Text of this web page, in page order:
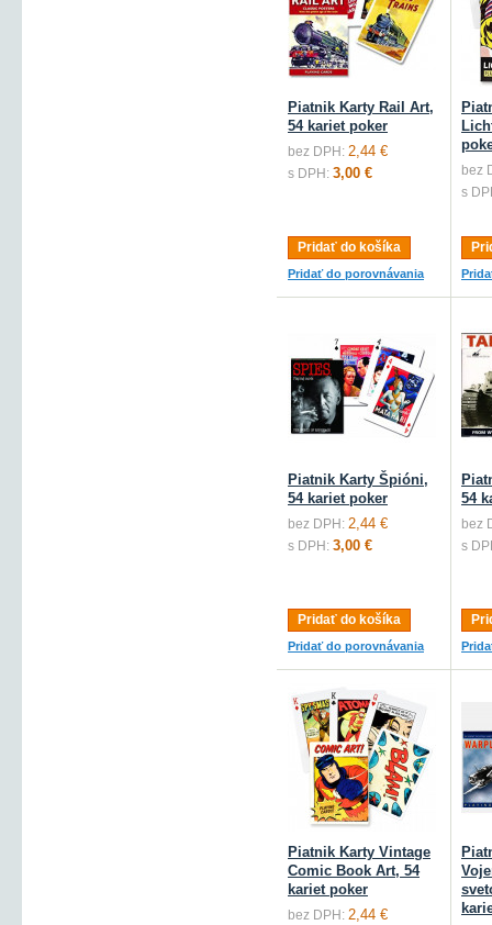
Piatnik Karty Rail Art,
54 kariet poker
bez DPH: 2,44 €
s DPH: 3,00 €
Pridať do košíka
Pridať do porovnávania
bez
s
Piatnik Karty Špióni,
54 kariet poker
bez DPH: 2,44 €
s DPH: 3,00 €
Pridať do košíka
Pridať do porovnávania
54
bez
s
Piatnik Karty Vintage
Comic Book Art, 54
kariet poker
bez DPH: 2,44 €